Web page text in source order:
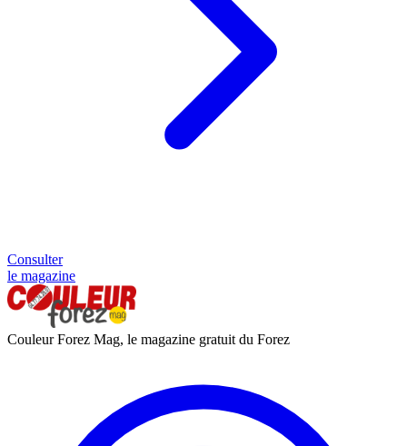
Consulter
le magazine
Couleur Forez Mag, le magazine gratuit du Forez